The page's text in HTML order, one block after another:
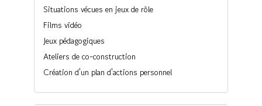
Situations vécues en jeux de rôle
Films vidéo
Jeux pédagogiques
Ateliers de co-construction
Création d'un plan d'actions personnel